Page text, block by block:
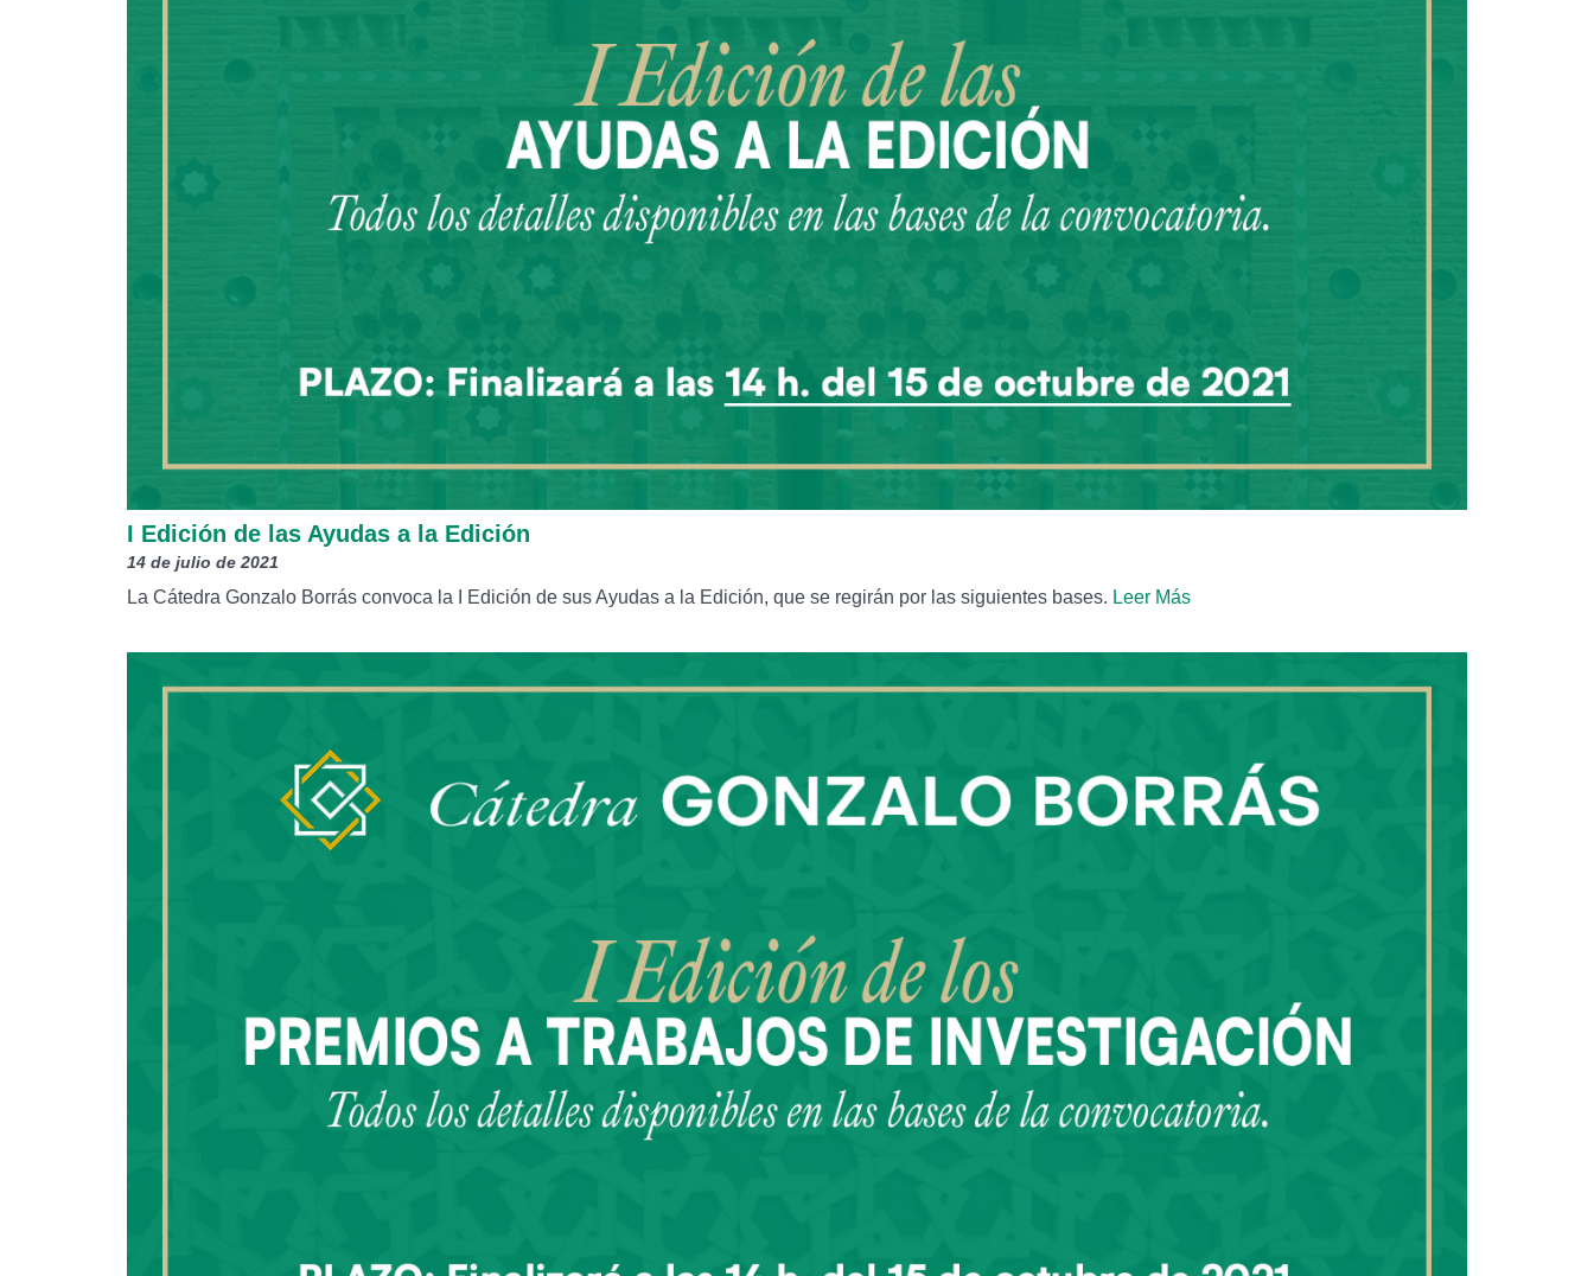
I Edición de las Ayudas a la Edición
14 de julio de 2021
La Cátedra Gonzalo Borrás convoca la I Edición de sus Ayudas a la Edición, que se regirán por las siguientes bases. Leer Más